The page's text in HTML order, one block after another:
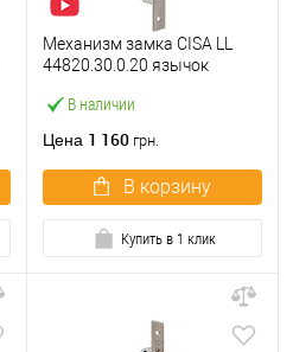
В наличии
Механизм замка CISA LL
44820.30.0.20 язычок
нержавеющая сталь
Цена 1 160 грн.
В корзину
Купить в 1 клик